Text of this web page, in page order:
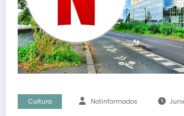
Cultura Notinformados